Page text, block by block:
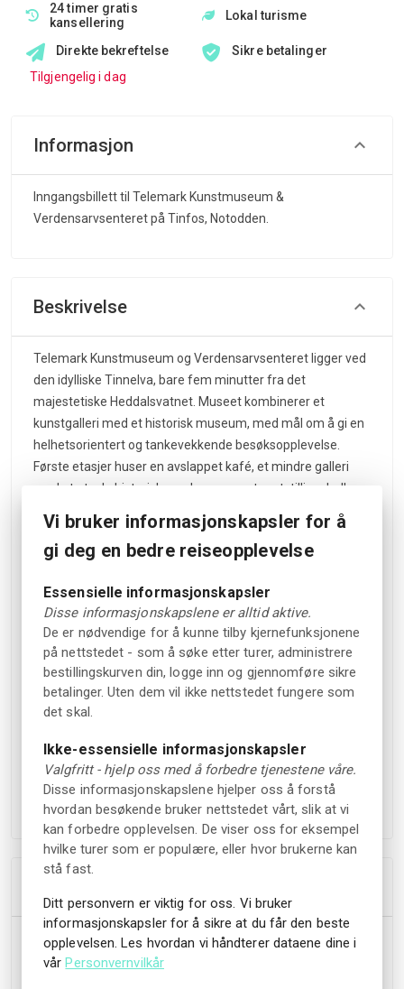
24 timer gratis
kansellering
Lokal turisme
Direkte bekreftelse
Sikre betalinger
Tilgjengelig i dag
Informasjon
Inngangsbillett til Telemark Kunstmuseum &
Verdensarvsenteret på Tinfos, Notodden.
Beskrivelse
Telemark Kunstmuseum og Verdensarvsenteret ligger ved
den idylliske Tinnelva, bare fem minutter fra det
majestetiske Heddalsvatnet. Museet kombinerer et
kunstgalleri med et historisk museum, med mål om å gi en
helhetsorientert og tankevekkende besøksopplevelse.
Første etasjer huser en avslappet kafé, et mindre galleri
med et utvalg historiske verker, og en stor utstillingshall
jevnlig for å belyse forskjellige temaer og kunstnere, og
belyse forskjellige kunstneriske uttrykk. Se
nåværende eller kommende utstillinger.
Avslutningsvis anbefaler vi sterkt et besøk til
Verdensarvsenteret i byggets andre etasje. Her finnes
museets historiske utstilling, som utforsker områdets
historie og de radikale endringene som kom som følge av
initativene til forsker-finansmann-duoen Birkeland og Eyde.
Dette la grunnlaget for industrien som har skaffet området
UNESCO verdensarv-status, og rammer den bredere
konteksten rundt museet og dets tematikk.
Jevnlige utstillinger av utvalgt kunst av både eldre og
nyere kunstnere.
Vi bruker informasjonskapsler for å
gi deg en bedre reiseopplevelse
Essensielle informasjonskapsler
Disse informasjonskapslene er alltid aktive.
De er nødvendige for å kunne tilby kjernefunksjonene
på nettstedet - som å søke etter turer, administrere
bestillingskurven din, logge inn og gjennomføre sikre
betalinger. Uten dem vil ikke nettstedet fungere som
det skal.
Ikke-essensielle informasjonskapsler
Valgfritt - hjelp oss med å forbedre tjenestene våre.
Disse informasjonskapslene hjelper oss å forstå
hvordan besøkende bruker nettstedet vårt, slik at vi
kan forbedre opplevelsen. De viser oss for eksempel
hvilke turer som er populære, eller hvor brukerne kan
stå fast.
Ditt personvern er viktig for oss. Vi bruker
informasjonskapsler for å sikre at du får den beste
opplevelsen. Les hvordan vi håndterer dataene dine i
vårPersonvernvilkår